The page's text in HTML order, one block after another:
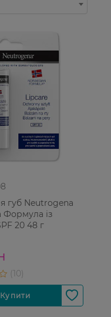
губ Neutrogena
Формула із
20 48 г